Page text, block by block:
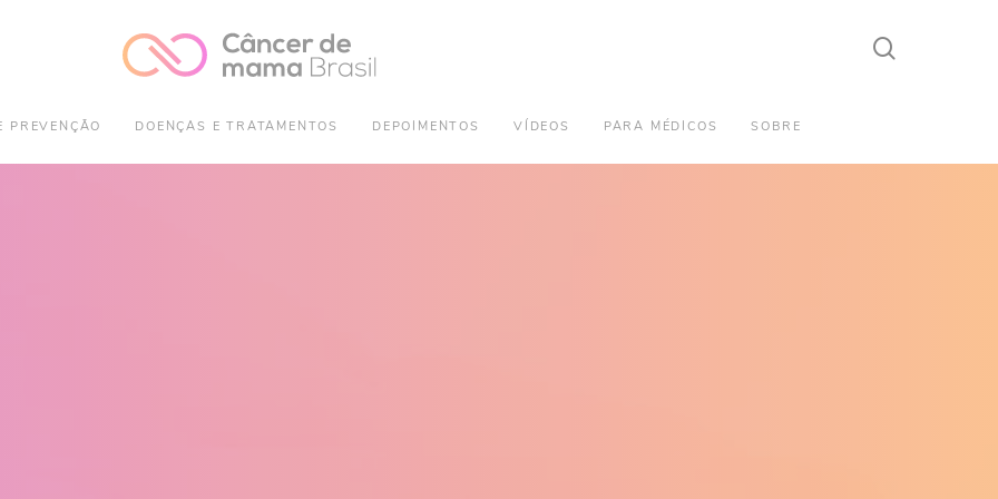
PREVENÇÃO DOENÇAS E TRATAMENTOS DEPOIMENTOS VÍDEOS PARA MÉDICOS SOBRE